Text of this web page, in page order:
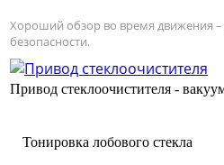
Хороший обзор во время движения –
безопасности.
Привод стеклоочистителя -
Тонировка лобового стекла